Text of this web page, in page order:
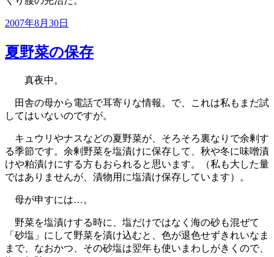
投
日:
2007年8月30日
夏野菜の保存
真夜中。
田舎の母から電話で耳寄りな情報。で、これは私もまだ試
してはいないのですが。
キュウリやナスなどの夏野菜が、そろそろ裏なりで余剰す
る季節です。余剰野菜を塩漬けに保存して、秋や冬に味噌漬
けや粕漬けにする方もおられると思います。（私も大した量
ではありませんが、漬物用に塩漬け保存しています）。
母が申すには…。
野菜を塩漬けする時に、塩だけではなく海の砂も混ぜて
「砂塩」にして野菜を漬け込むと、色が退色せずきれいなま
まで、なおかつ、その砂塩は翌年も使いまわしがきくので、